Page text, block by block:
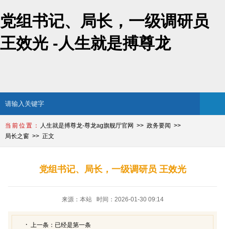
党组书记、局长，一级调研员
王效光 -人生就是搏尊龙
人生就是搏尊龙-尊龙ag旗舰厅官网
政务要闻
局长之窗
正文
党组书记、局长，一级调研员 王效光
来源：本站 时间：2026-01-30 09:14
上一条： 已经是第一条